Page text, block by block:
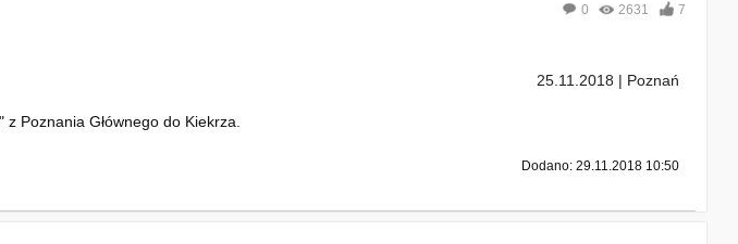
0 2631 7
25.11.2018 | Poznań
Poznania Głównego do Kiekrza.
Dodano: 29.11.2018 10:50